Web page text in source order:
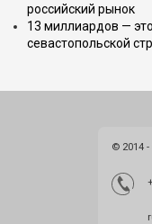
российский рынок
13 миллиардов —
севастопольской
© 2014